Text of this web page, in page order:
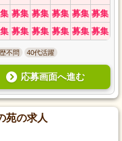
募集 募集 募集 募集 募集
募集 募集 募集 募集 募集
不問 40代活躍
応募画面へ進む
苑の求人